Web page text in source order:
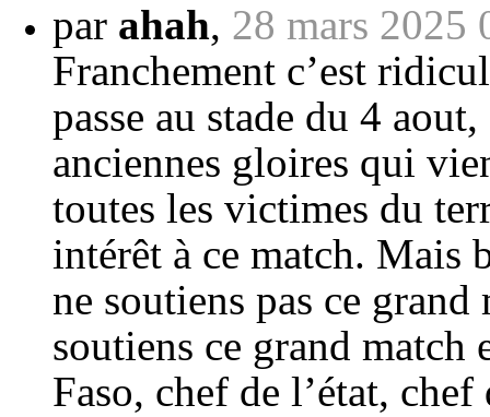
par ahah, 28 mars 2025
Franchement c’est
passe au stade du 4
anciennes gloires qui
toutes les victimes du
intérêt à ce match. Mais
ne soutiens pas ce
soutiens ce grand
Faso, chef de l’état,